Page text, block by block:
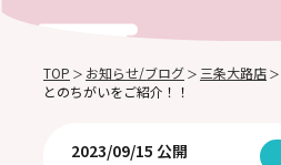
TOP ＞ お知らせ/ブログ ＞ 三条大路店 ＞
とのちがいをご紹介！！
2023/09/15 公開